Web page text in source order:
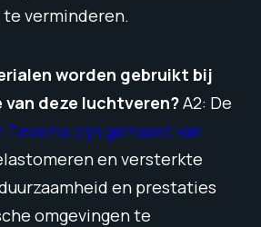
verminderen.
worden gebruikt bij
deze luchtveren?A2: De
zijn gemaakt van
en versterkte
en prestaties
omgevingen te